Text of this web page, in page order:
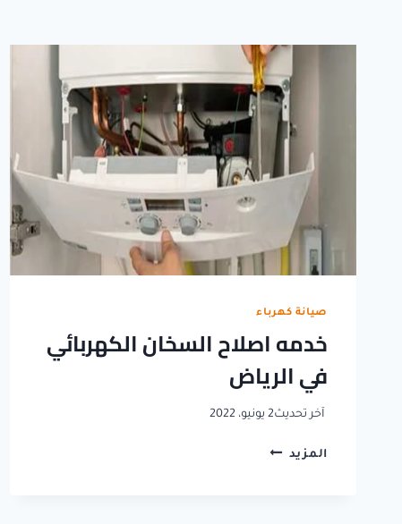
صيانة كهرباء
خدمه اصلاح السخان الكهربائي
في الرياض
آخر تحديث2 يونيو، 2022
المزيد خدمه